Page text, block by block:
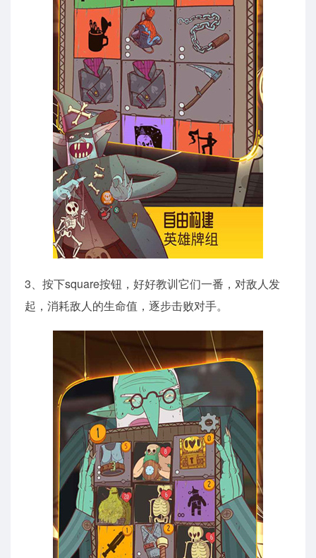
3、按下square按钮，好好教训它们一番，对敌人发
起，消耗敌人的生命值，逐步击败对手。